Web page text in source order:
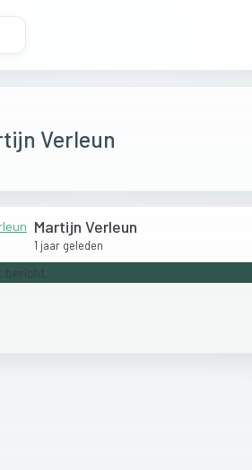
Verleun
Martijn Verleun
1 jaar geleden